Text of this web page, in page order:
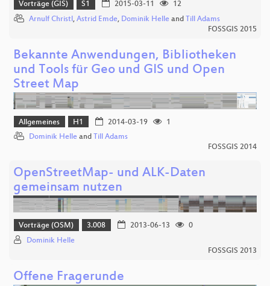
Vorträge (GIS) S1 2015-03-11
12
Arnulf Christl , Astrid Emde, Dominik Helle and Till Adams
FOSSGIS 2015
Bekannte Anwendungen, Bibliotheken
und Tools für Geo und GIS und Open
Street Map
Allgemeines H1 2014-03-19
1
Dominik Helle and Till Adams
FOSSGIS 2014
OpenStreetMap- und ALK-Daten
gemeinsam nutzen
Vorträge (OSM) 3.008 2013-06-13
0
Dominik Helle
FOSSGIS 2013
Offene Fragerunde